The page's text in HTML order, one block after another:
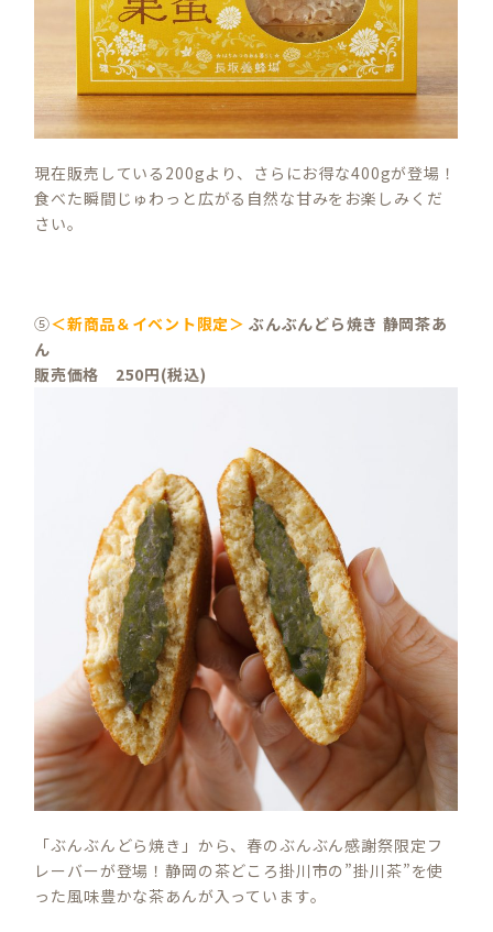
現在販売している200gより、さらにお得な400gが登場！
食べた瞬間じゅわっと広がる自然な甘みをお楽しみくだ
さい。
⑤＜新商品＆イベント限定＞ ぶんぶんどら焼き 静岡茶あ
ん
販売価格 250円(税込)
「ぶんぶんどら焼き」から、春のぶんぶん感謝祭限定フ
レーバーが登場！静岡の茶どころ掛川市の”掛川茶”を使
った風味豊かな茶あんが入っています。